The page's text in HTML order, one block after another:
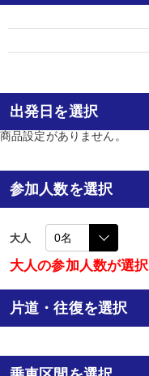
出発日を選択
商品設定がありません。
参加人数を選択
大人
大人の参加人数が選
片道・往復を選択